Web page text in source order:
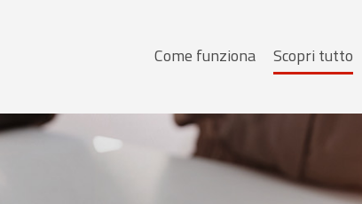
Menu
principale
Come funziona Scopri tutto